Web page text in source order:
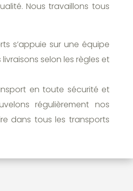
Nous travaillons tous
s’appuie sur une équipe
selon les règles et
en toute sécurité et
régulièrement nos
dans tous les transports